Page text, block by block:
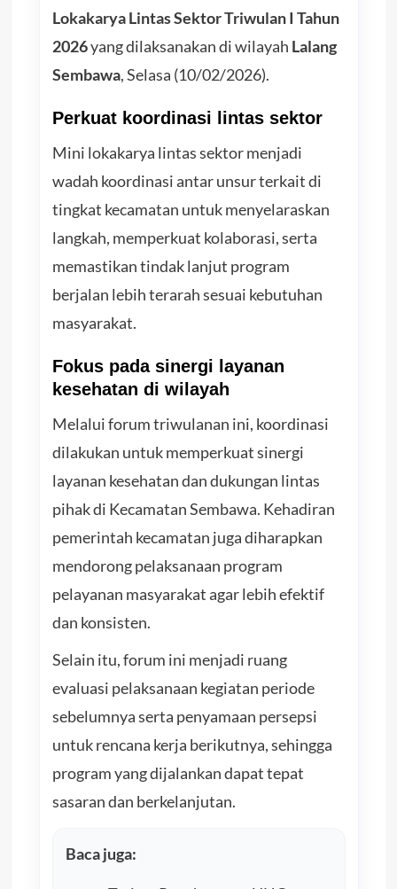
Lokakarya Lintas Sektor Triwulan I Tahun
2026yang dilaksanakan di wilayah Lalang
Sembawa, Selasa (10/02/2026).
Perkuat koordinasi lintas sektor
Mini lokakarya lintas sektor menjadi
wadah koordinasi antar unsur terkait di
tingkat kecamatan untuk menyelaraskan
langkah, memperkuat kolaborasi, serta
memastikan tindak lanjut program
berjalan lebih terarah sesuai kebutuhan
masyarakat.
Fokus pada sinergi layanan
kesehatan di wilayah
Melalui forum triwulanan ini, koordinasi
dilakukan untuk memperkuat sinergi
layanan kesehatan dan dukungan lintas
pihak di Kecamatan Sembawa. Kehadiran
pemerintah kecamatan juga diharapkan
mendorong pelaksanaan program
pelayanan masyarakat agar lebih efektif
dan konsisten.
Selain itu, forum ini menjadi ruang
evaluasi pelaksanaan kegiatan periode
sebelumnya serta penyamaan persepsi
untuk rencana kerja berikutnya, sehingga
program yang dijalankan dapat tepat
sasaran dan berkelanjutan.
Baca juga: